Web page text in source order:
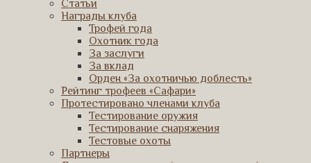
Статьи
Награды клуба
Трофей года
Охотник года
За заслуги
За вклад
Орден «За охотничью доблесть»
Рейтинг трофеев «Сафари»
Протестировано членами клуба
Тестирование оружия
Тестирование снаряжения
Тестовые охоты
Партнеры